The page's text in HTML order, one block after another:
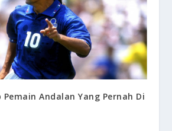
Andalan Yang Pernah Di